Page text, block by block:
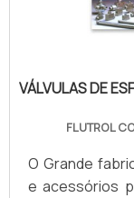
VÁLVULAS DE
FLUTROL
O Grande
e acessórios